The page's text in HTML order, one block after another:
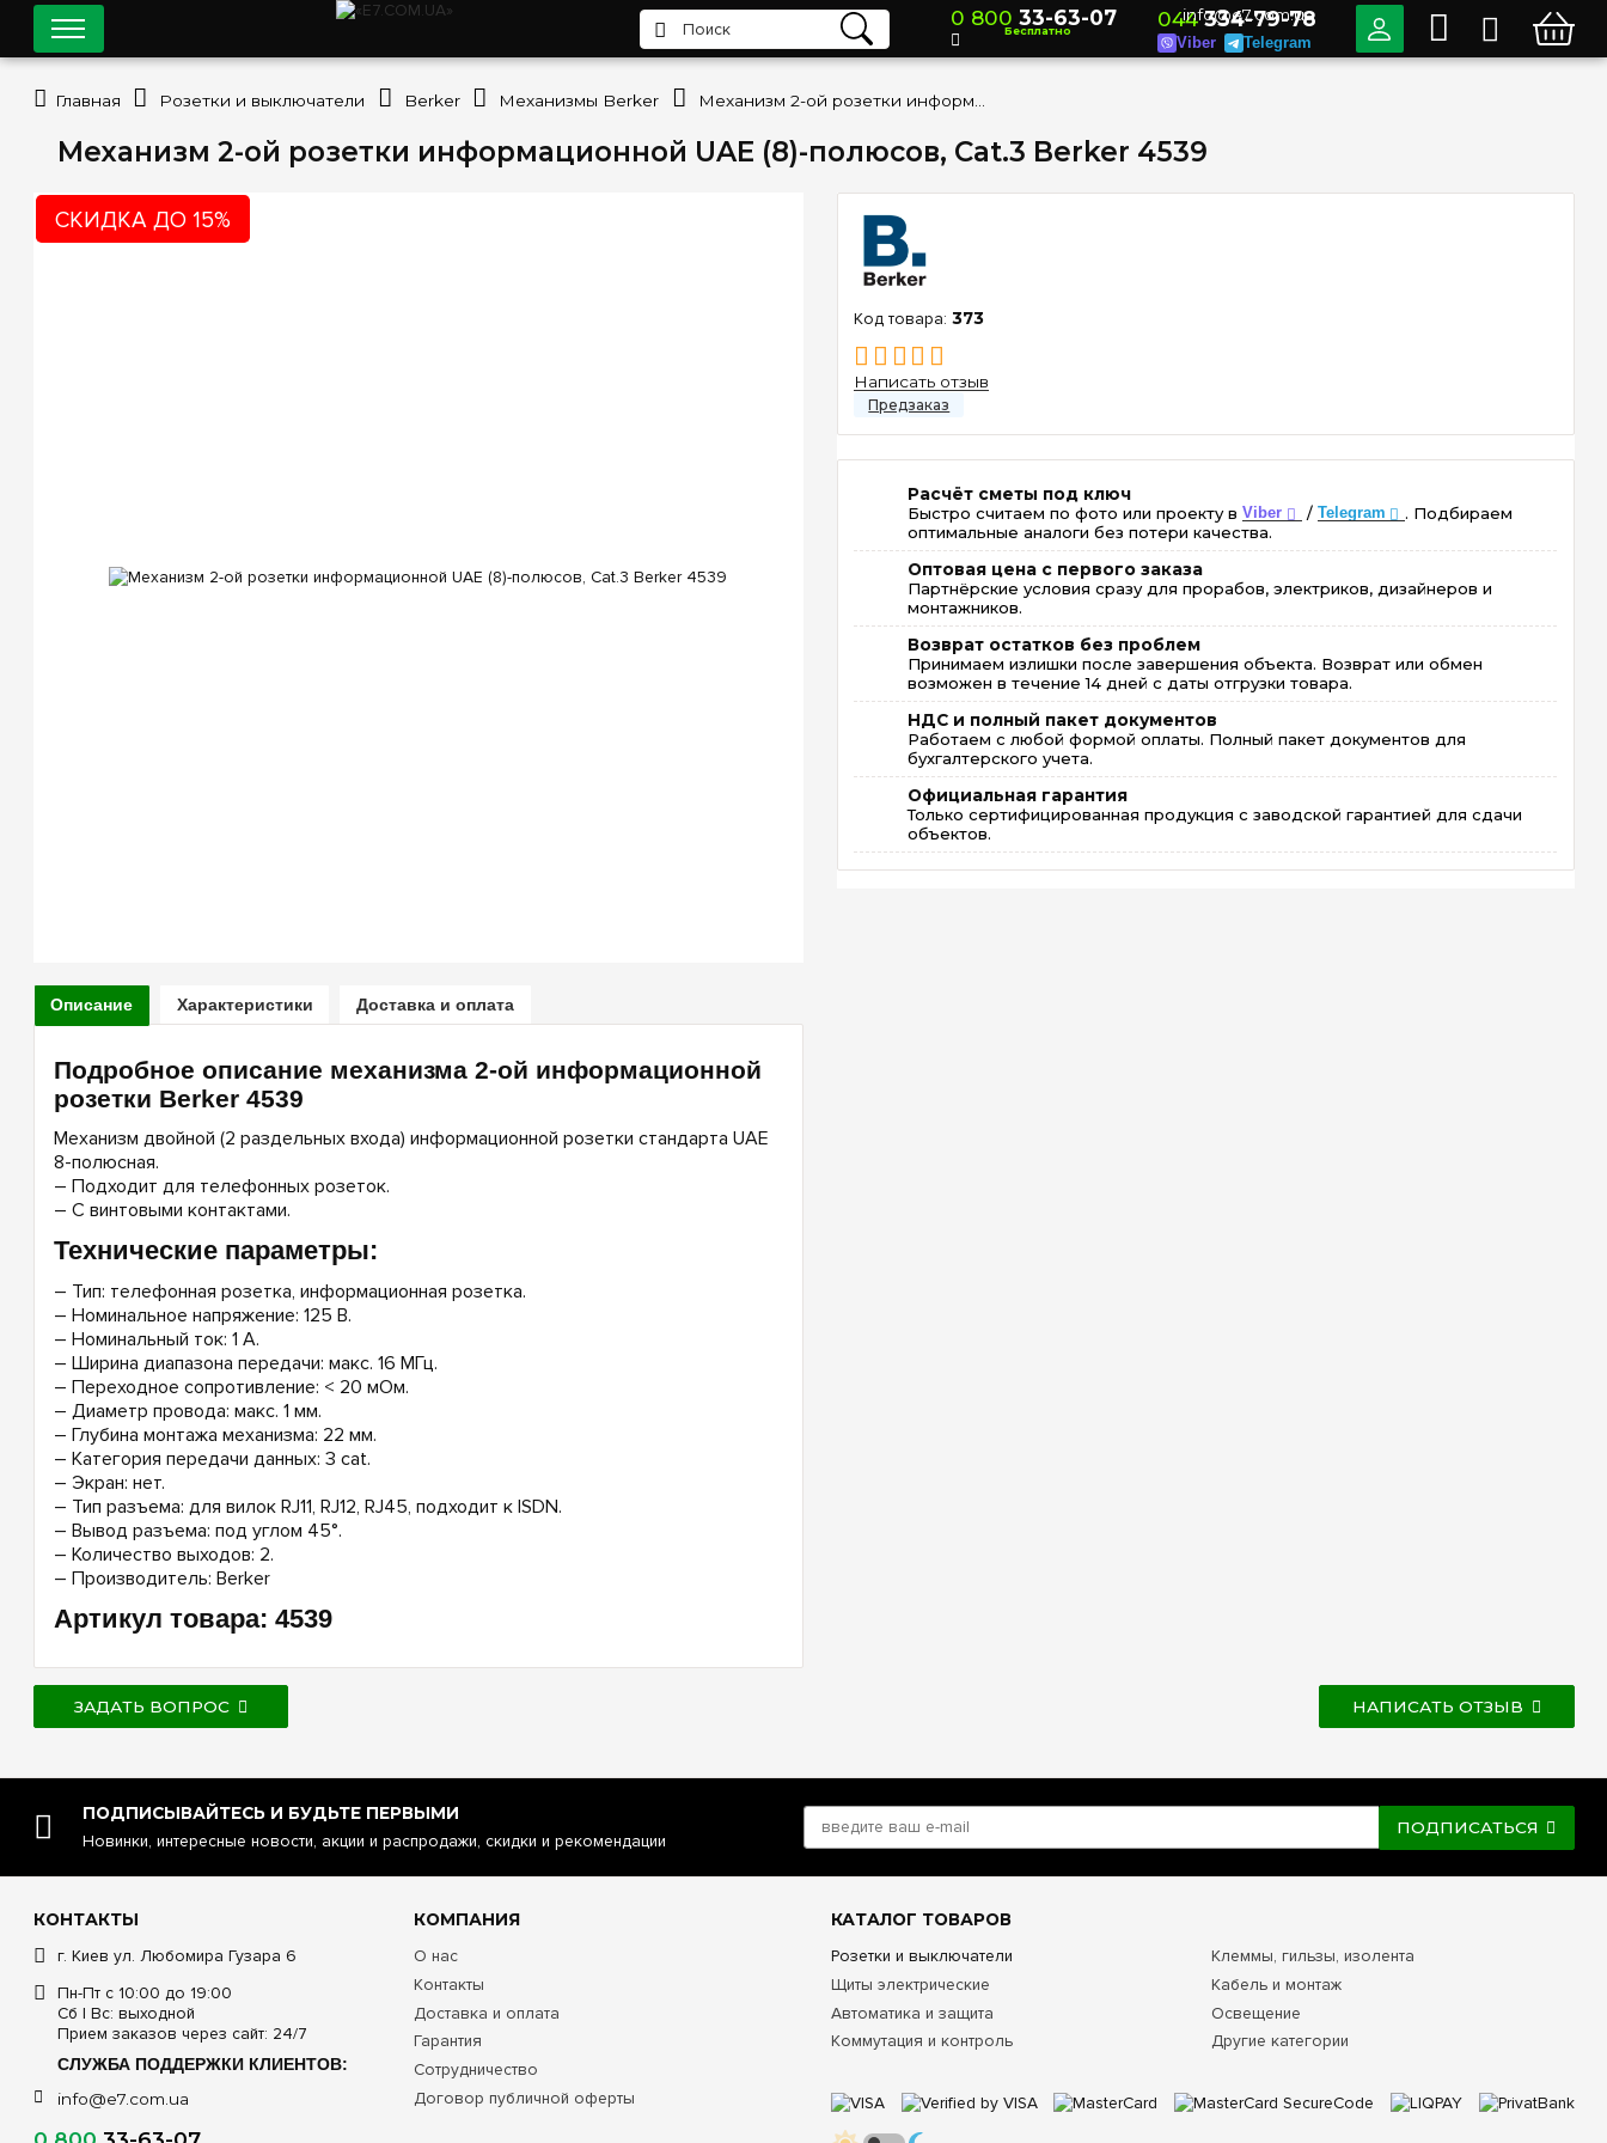
Механизм 2-ой розетки информационной UAE (8)-полюсов, Cat.3 Berker 4539
СКИДКА ДО 15%
373
Написать отзыв
Расчёт сметы под ключ
Быстро считаем по фото или проекту вViber / Telegram
. Подбираем
оптимальные аналоги без потери качества.
Оптовая цена с первого заказа
Партнёрские условия сразу для прорабов, электриков, дизайнеров и
монтажников.
Возврат остатков без проблем
Принимаем излишки после завершения объекта. Возврат или обмен
возможен в течение 14 дней с даты отгрузки товара.
НДС и полный пакет документов
Работаем с любой формой оплаты. Полный пакет документов для
бухгалтерского учета.
Официальная гарантия
Только сертифицированная продукция с заводской гарантией для сдачи
объектов.
Описание Характеристики Доставка и оплата
Подробное описание механизма 2-ой информационной
розетки Berker 4539
Механизм двойной (2 раздельных входа) информационной розетки стандарта UAE
8-полюсная.
– Подходит для телефонных розеток.
– С винтовыми контактами.
Технические параметры:
– Тип: телефонная розетка, информационная розетка.
– Номинальное напряжение: 125 В.
– Номинальный ток: 1 А.
– Ширина диапазона передачи: макс. 16 МГц.
– Переходное сопротивление: < 20 мОм.
– Диаметр провода: макс. 1 мм.
– Глубина монтажа механизма: 22 мм.
– Категория передачи данных: 3 cat.
– Экран: нет.
– Тип разъема: для вилок RJ11, RJ12, RJ45, подходит к ISDN.
– Вывод разъема: под углом 45°.
– Количество выходов: 2.
– Производитель: Berker
Артикул товара: 4539
ЗАДАТЬ ВОПРОС НАПИСАТЬ ОТЗЫВ
0 800 33-63-07
Бесплатно
info@e7.com.ua
044334-79-78
Viber Telegram
Главная Розетки и выключатели Berker Механизмы Berker
ПОДПИСЫВАЙТЕСЬ И БУДЬТЕ ПЕРВЫМИ
Новинки, интересные новости, акции и распродажи, скидки и рекомендации
ПОДПИСАТЬСЯ
КОНТАКТЫ
г. Киев ул. Любомира Гузара 6
Пн-Пт с 10:00 до 19:00
Сб | Вс: выходной
Прием заказов через сайт: 24/7
СЛУЖБА ПОДДЕРЖКИ КЛИЕНТОВ:
info@e7.com.ua
КОМПАНИЯ
О нас
Контакты
Доставка и оплата
Гарантия
Сотрудничество
Договор публичной оферты
КАТАЛОГ ТОВАРОВ
Розетки и выключатели
Щиты электрические
Автоматика и защита
Коммутация и контроль
Клеммы, гильзы, изолента
Кабель и монтаж
Освещение
Другие категории